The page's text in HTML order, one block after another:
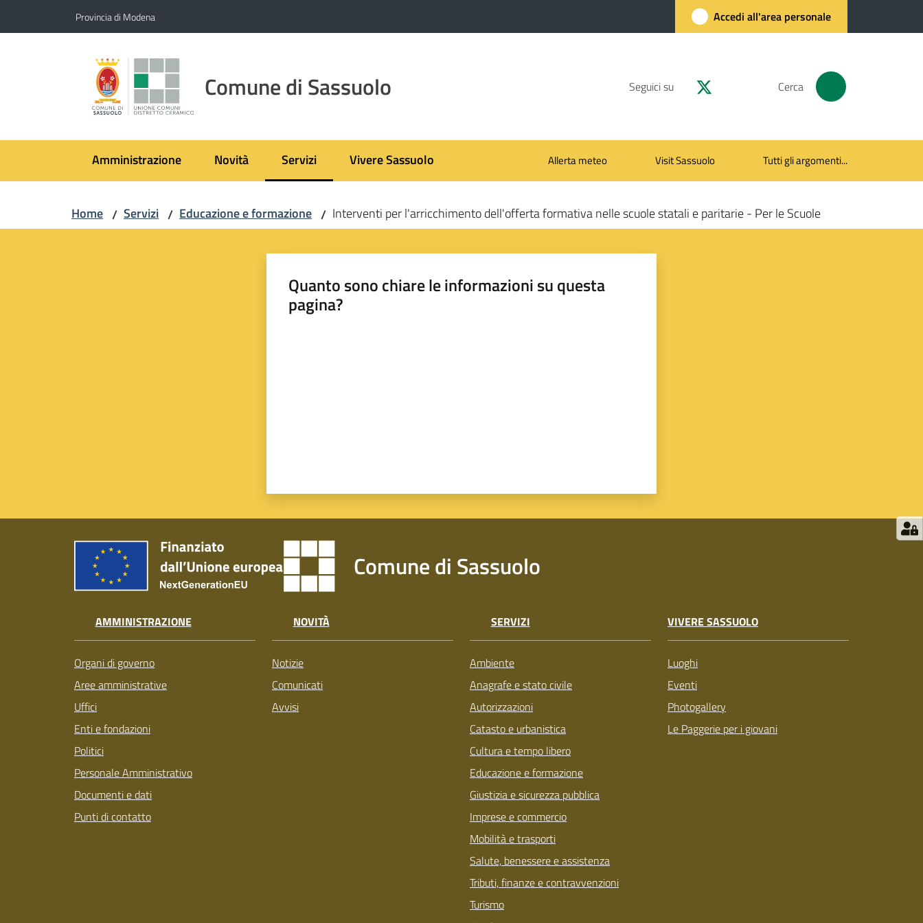
Provincia di Modena Accedi all'area personale
Comune di Sassuolo Seguici su Cerca
Amministrazione Novità Servizi
Menu selezionatoVivere Sassuolo Allerta meteo Visit Sassuolo Tutti gli argomenti...
Home / Servizi / Educazione e formazione / Interventi per l'arricchimento dell'offerta formativa nelle scuole statali e paritarie - Per le Scuole
Quanto sono chiare le informazioni su questa
pagina?
Comune di Sassuolo
AMMINISTRAZIONE
Organi di governo
Aree amministrative
Uffici
Enti e fondazioni
Politici
Personale Amministrativo
Documenti e dati
Punti di contatto
NOVITÀ
Notizie
Comunicati
Avvisi
SERVIZI
Ambiente
Anagrafe e stato civile
Autorizzazioni
Catasto e urbanistica
Cultura e tempo libero
Educazione e formazione
Giustizia e sicurezza pubblica
Imprese e commercio
Mobilità e trasporti
Salute, benessere e assistenza
Tributi, finanze e contravvenzioni
Turismo
VIVERE SASSUOLO
Luoghi
Eventi
Photogallery
Le Paggerie per i giovani